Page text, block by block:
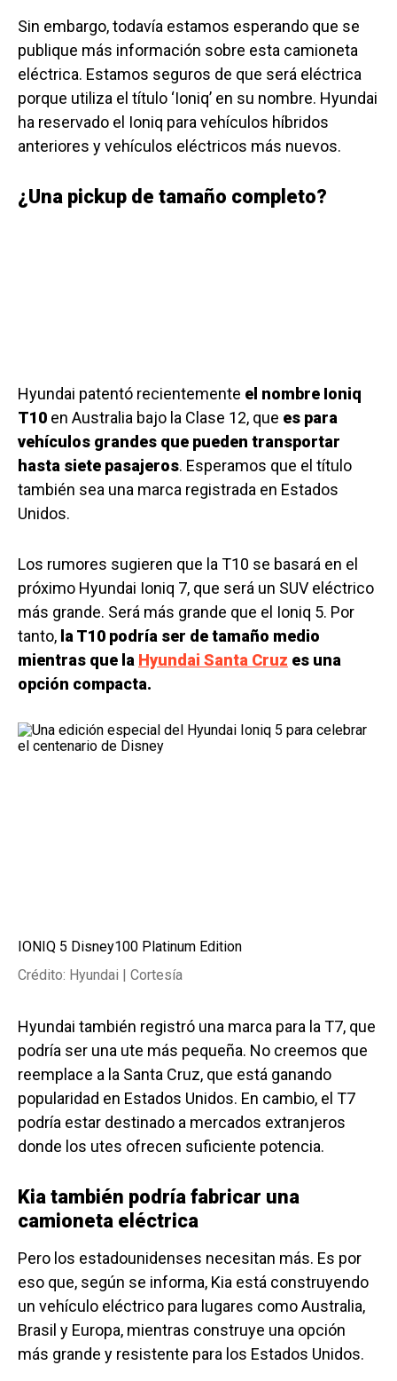
Sin embargo, todavía estamos esperando que se
publique más información sobre esta camioneta
eléctrica. Estamos seguros de que será eléctrica
porque utiliza el título ‘Ioniq’ en su nombre. Hyundai
ha reservado el Ioniq para vehículos híbridos
anteriores y vehículos eléctricos más nuevos.
¿Una pickup de tamaño completo?
Hyundai patentó recientemente el nombre Ioniq
T10 en Australia bajo la Clase 12, que es para
vehículos grandes que pueden transportar
hasta siete pasajeros. Esperamos que el título
también sea una marca registrada en Estados
Unidos.
Los rumores sugieren que la T10 se basará en el
próximo Hyundai Ioniq 7, que será un SUV eléctrico
más grande. Será más grande que el Ioniq 5. Por
tanto, la T10 podría ser de tamaño medio
mientras que la Hyundai Santa Cruz es una
opción compacta.
IONIQ 5 Disney100 Platinum Edition
Crédito: Hyundai | Cortesía
Hyundai también registró una marca para la T7, que
podría ser una ute más pequeña. No creemos que
reemplace a la Santa Cruz, que está ganando
popularidad en Estados Unidos. En cambio, el T7
podría estar destinado a mercados extranjeros
donde los utes ofrecen suficiente potencia.
Kia también podría fabricar una
camioneta eléctrica
Pero los estadounidenses necesitan más. Es por
eso que, según se informa, Kia está construyendo
un vehículo eléctrico para lugares como Australia,
Brasil y Europa, mientras construye una opción
más grande y resistente para los Estados Unidos.